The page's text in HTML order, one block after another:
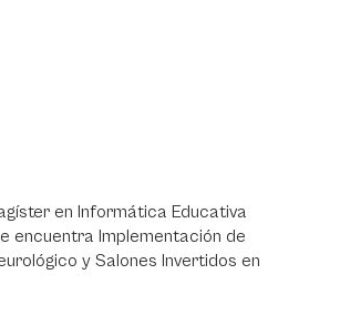
en Informática Educativa
encuentra Implementación de
y Salones Invertidos en